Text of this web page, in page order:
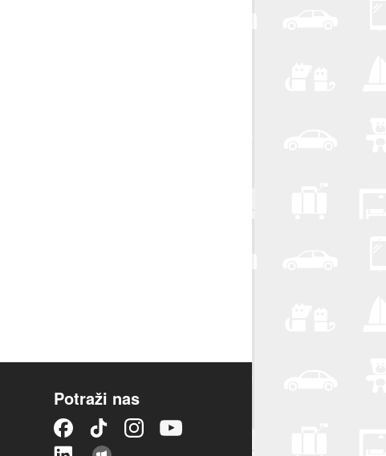
Potraži nas